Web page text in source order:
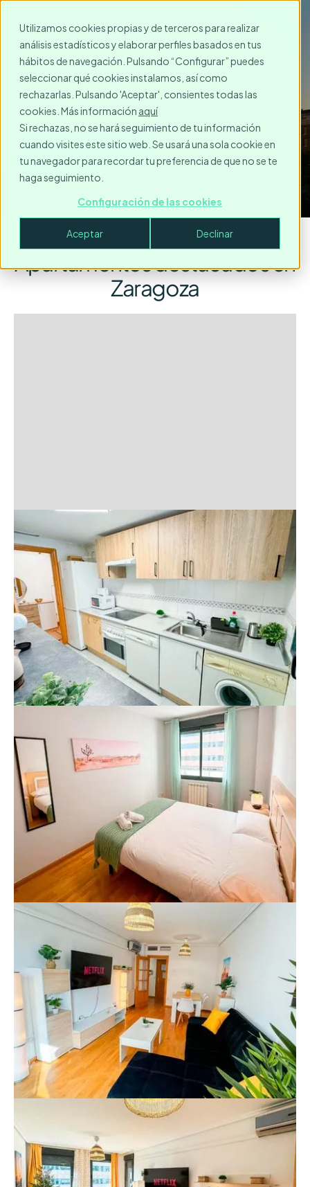
Utilizamos cookies propias y de terceros para realizar
análisis estadísticos y elaborar perfiles basados en tus
hábitos de navegación. Pulsando “Configurar” puedes
seleccionar qué cookies instalamos, así como
rechazarlas. Pulsando 'Aceptar', consientes todas las
cookies. Más información aquí
Si rechazas, no se hará seguimiento de tu información
cuando visites este sitio web. Se usará una sola cookie en
tu navegador para recordar tu preferencia de que no se te
haga seguimiento.
Configuración de las cookies
Aceptar Declinar
Alquiler Temporal en
Zaragoza
Solicita tu reserva
Apartamentos destacados en
Zaragoza